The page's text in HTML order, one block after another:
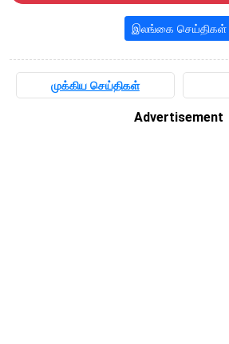
இலங்கை செய்திகள்
முக்கிய செய்திகள்
Advertisement